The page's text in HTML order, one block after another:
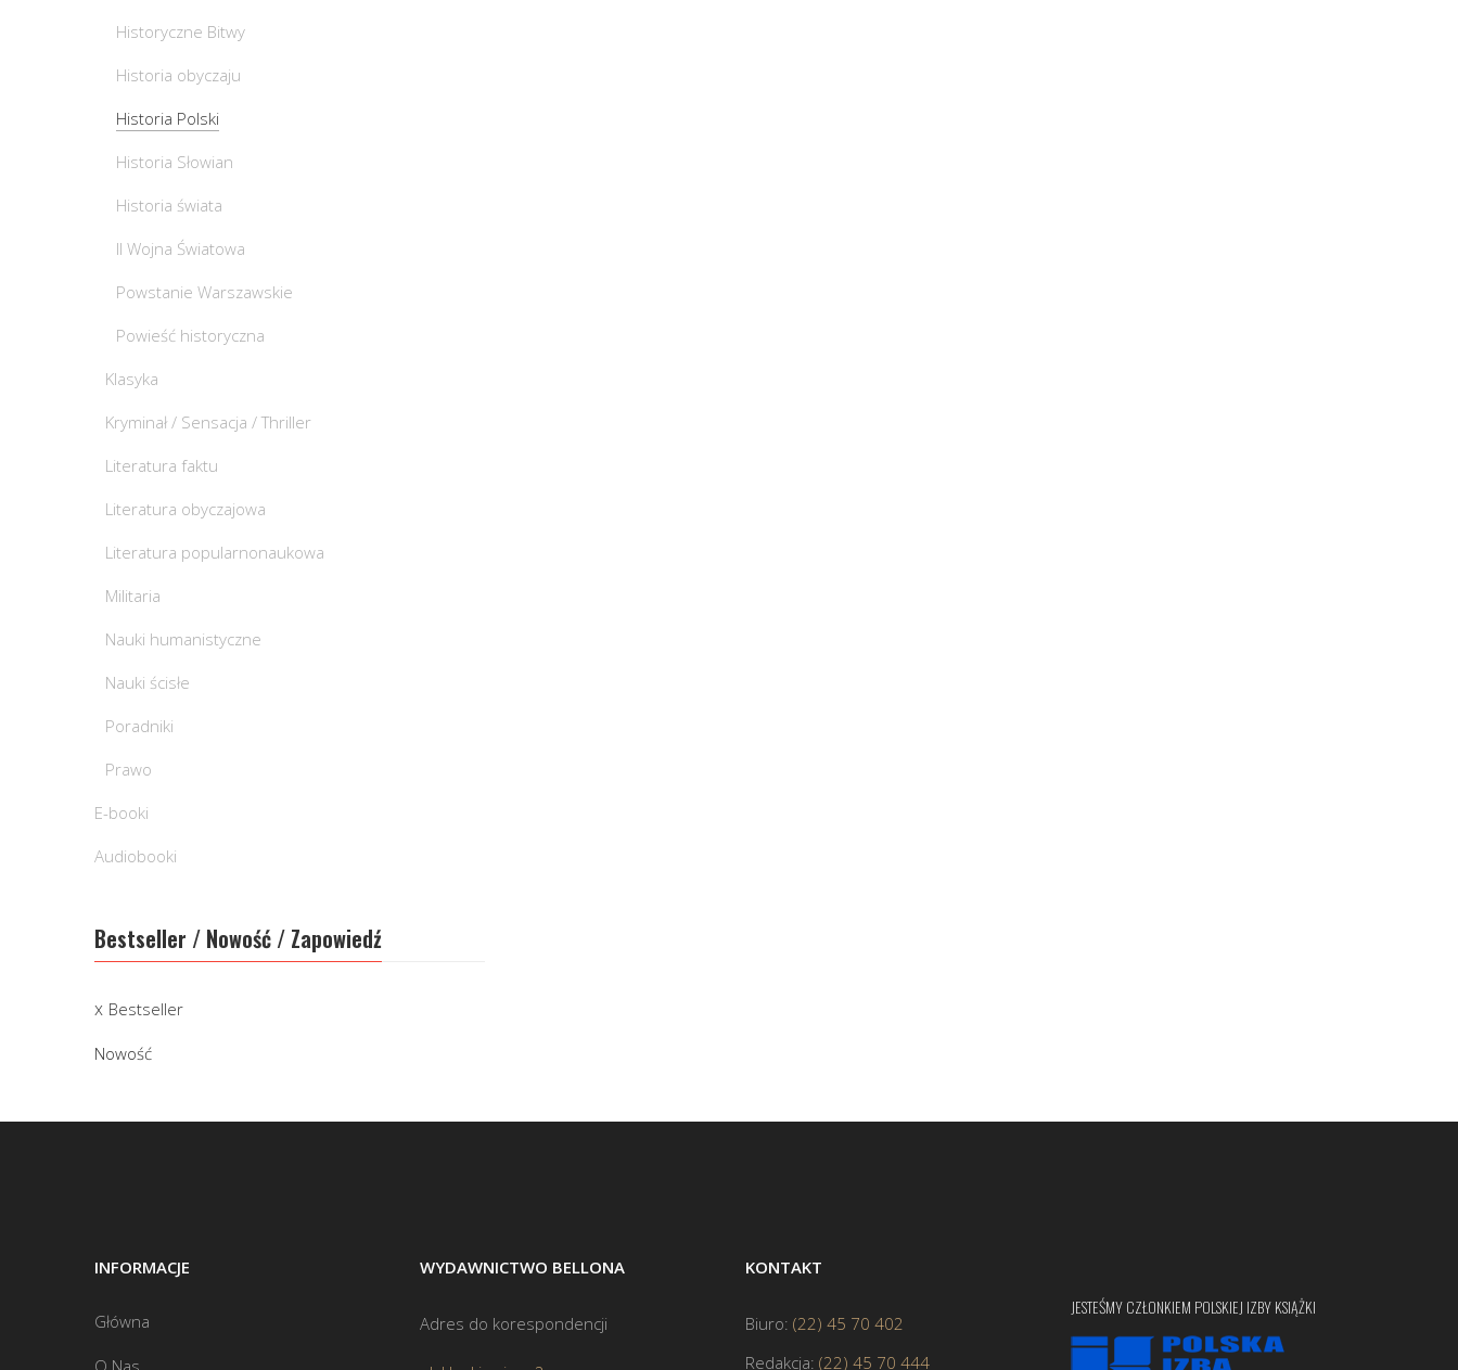
Historyczne Bitwy
Historia obyczaju
Historia Polski
Historia Słowian
Historia świata
II Wojna Światowa
Powstanie Warszawskie
Powieść historyczna
Klasyka
Kryminał / Sensacja / Thriller
Literatura faktu
Literatura obyczajowa
Literatura popularnonaukowa
Militaria
Nauki humanistyczne
Nauki ścisłe
Poradniki
Prawo
E-booki
Audiobooki
Bestseller / Nowość / Zapowiedź
Bestseller
Nowość
INFORMACJE
Główna
O Nas
WYDAWNICTWO BELLONA
Adres do korespondencji
KONTAKT
Biuro: (22) 45 70 402
Redakcja: (22) 45 70 444
JESTEŚMY CZŁONKIEM POLSKIEJ IZBY KSIĄŻKI